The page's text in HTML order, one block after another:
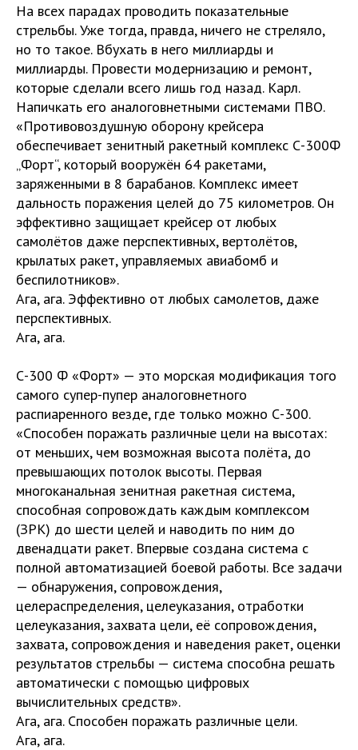
На всех парадах проводить показательные
стрельбы. Уже тогда, правда, ничего не стреляло,
но то такое. Вбухать в него миллиарды и
миллиарды. Провести модернизацию и ремонт,
которые сделали всего лишь год назад. Карл.
Напичкать его аналоговнетными системами ПВО.
«Противовоздушную оборону крейсера
обеспечивает зенитный ракетный комплекс С-300Ф
„Форт“, который вооружён 64 ракетами,
заряженными в 8 барабанов. Комплекс имеет
дальность поражения целей до 75 километров. Он
эффективно защищает крейсер от любых
самолётов даже перспективных, вертолётов,
крылатых ракет, управляемых авиабомб и
беспилотников».
Ага, ага. Эффективно от любых самолетов, даже
перспективных.
Ага, ага.
С-300 Ф «Форт» — это морская модификация того
самого супер-пупер аналоговнетного
распиаренного везде, где только можно С-300.
«Способен поражать различные цели на высотах:
от меньших, чем возможная высота полёта, до
превышающих потолок высоты. Первая
многоканальная зенитная ракетная система,
способная сопровождать каждым комплексом
(ЗРК) до шести целей и наводить по ним до
двенадцати ракет. Впервые создана система с
полной автоматизацией боевой работы. Все задачи
— обнаружения, сопровождения,
целераспределения, целеуказания, отработки
целеуказания, захвата цели, её сопровождения,
захвата, сопровождения и наведения ракет, оценки
результатов стрельбы — система способна решать
автоматически с помощью цифровых
вычислительных средств».
Ага, ага. Способен поражать различные цели.
Ага, ага.